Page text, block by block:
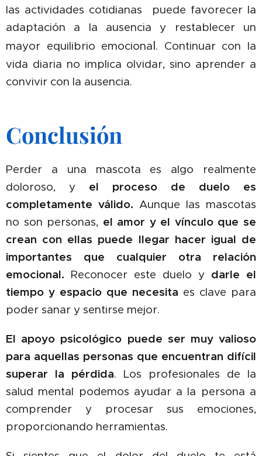
las actividades cotidianas
puede favorecer la
adaptación a la ausencia y restablecer un
mayor equilibrio emocional. Continuar con la
vida diaria no implica olvidar, sino aprender a
convivir con la ausencia.
Conclusión
Perder a una mascota es algo realmente
doloroso, y el proceso de duelo es
completamente válido. Aunque las mascotas
no son personas, el amor y el vínculo que se
crean con ellas puede llegar hacer igual de
importantes
que cualquier otra relación
emocional. Reconocer este duelo y darle el
tiempo y espacio que necesita es clave para
poder sanar y sentirse mejor.
El apoyo psicológico puede ser muy valioso
para aquellas personas que encuentran difícil
superar la pérdida. Los profesionales de la
salud mental podemos ayudar a la persona a
comprender y procesar sus emociones,
proporcionando herramientas.